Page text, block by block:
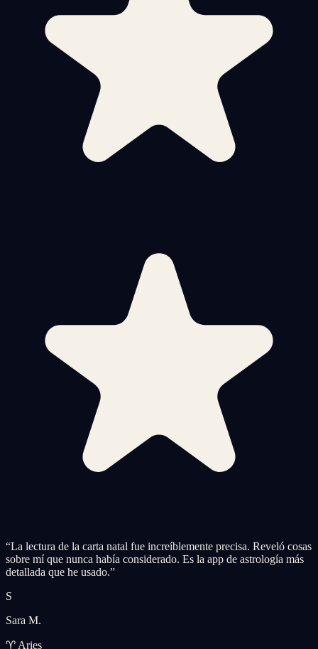
“La lectura de la carta natal fue increíblemente precisa. Reveló cosas
sobre mí que nunca había considerado. Es la app de astrología más
detallada que he usado.”
S
Sara M.
♈ Aries